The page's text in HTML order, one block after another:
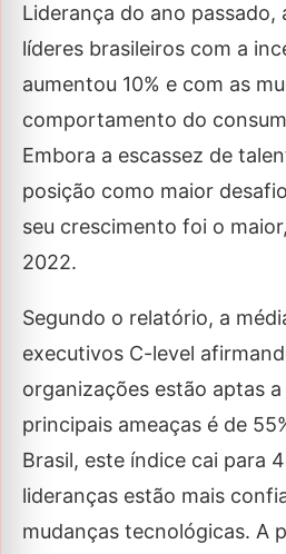
Liderança do ano passado,
líderes brasileiros com a
aumentou 10% e com as
comportamento do
Embora a escassez de
posição como maior
seu crescimento foi o
2022.
Segundo o relatório, a
executivos C-level
organizações estão aptas
principais ameaças é de
Brasil, este índice cai para
lideranças estão mais
mudanças tecnológicas. A